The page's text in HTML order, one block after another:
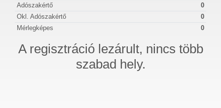
Adószakértő
0
Okl. Adószakértő
0
Mérlegképes
0
A regisztráció lezárult, nincs több
szabad hely.